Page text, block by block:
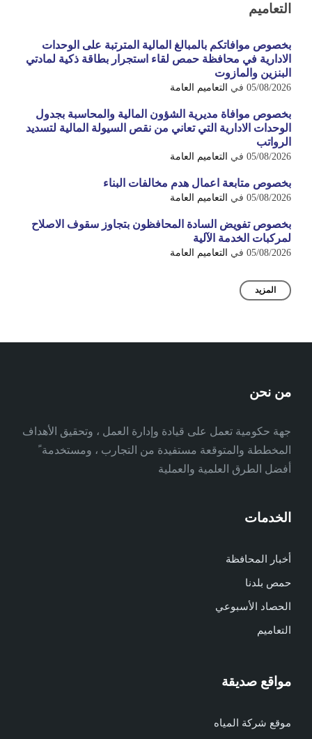
التعاميم
بخصوص موافاتكم بالمبالغ المالية المترتبة على الوحدات
الادارية في محافظة حمص لقاء استجرار بطاقة ذكية لمادتي
البنزين والمازوت
05/08/2026 في التعاميم العامة
بخصوص موافاة مديرية الشؤون المالية والمحاسبة بجدول
الوحدات الادارية التي تعاني من نقص السيولة المالية لتسديد
الرواتب
05/08/2026 في التعاميم العامة
بخصوص متابعة اعمال هدم مخالفات البناء
05/08/2026 في التعاميم العامة
بخصوص تفويض السادة المحافظون بتجاوز سقوف الاصلاح
لمركبات الخدمة الآلية
05/08/2026 في التعاميم العامة
المزيد
من نحن
جهة حكومية تعمل على قيادة وإدارة العمل ، وتحقيق الأهداف
المخططة والمتوقعة مستفيدة من التجارب ، ومستخدمة ً
أفضل الطرق العلمية والعملية
الخدمات
أخبار المحافظة
حمص بلدنا
الحصاد الأسبوعي
التعاميم
مواقع صديقة
موقع شركة المياه